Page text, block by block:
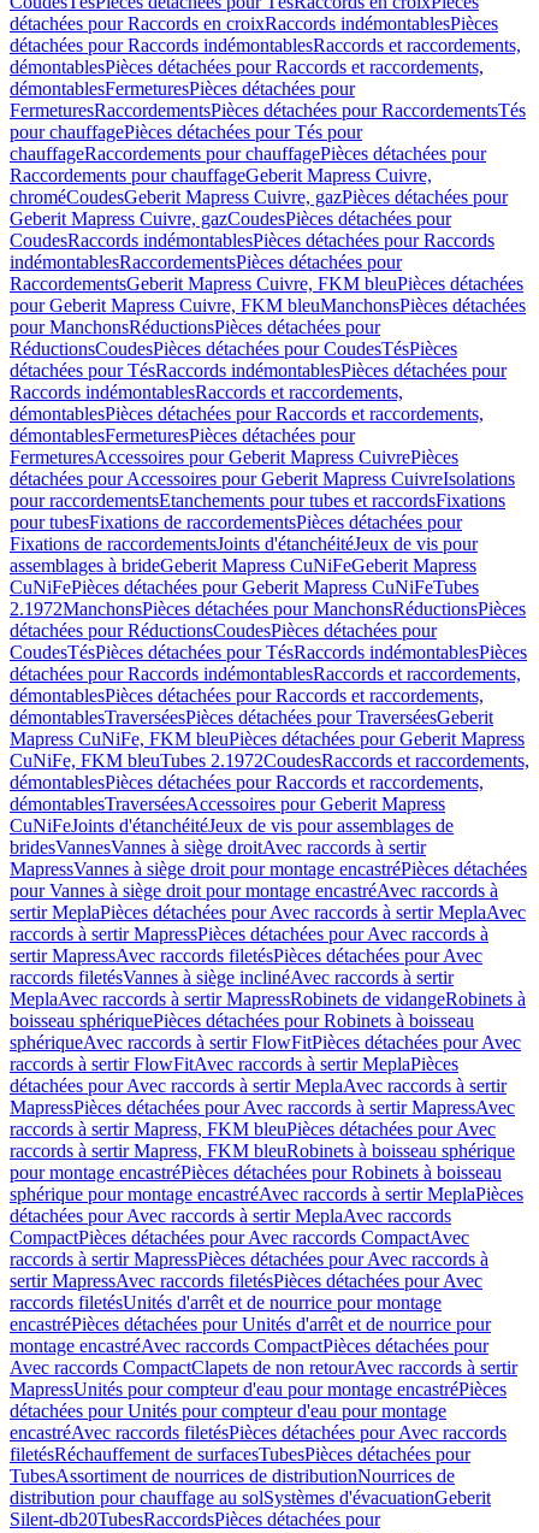
détachées pour Raccords en croixRaccords indémontablesPièces
détachées pour Raccords indémontablesRaccords et raccordements,
démontablesPièces détachées pour Raccords et raccordements,
démontablesFermeturesPièces détachées pour
FermeturesRaccordementsPièces détachées pour RaccordementsTés
pour chauffagePièces détachées pour Tés pour
chauffageRaccordements pour chauffagePièces détachées pour
Raccordements pour chauffageGeberit Mapress Cuivre,
chroméCoudesGeberit Mapress Cuivre, gazPièces détachées pour
Geberit Mapress Cuivre, gazCoudesPièces détachées pour
CoudesRaccords indémontablesPièces détachées pour Raccords
indémontablesRaccordementsPièces détachées pour
RaccordementsGeberit Mapress Cuivre, FKM bleuPièces détachées
pour Geberit Mapress Cuivre, FKM bleuManchonsPièces détachées
pour ManchonsRéductionsPièces détachées pour
RéductionsCoudesPièces détachées pour CoudesTésPièces
détachées pour TésRaccords indémontablesPièces détachées pour
Raccords indémontablesRaccords et raccordements,
démontablesPièces détachées pour Raccords et raccordements,
démontablesFermeturesPièces détachées pour
FermeturesAccessoires pour Geberit Mapress CuivrePièces
détachées pour Accessoires pour Geberit Mapress CuivreIsolations
pour raccordementsEtanchements pour tubes et raccordsFixations
pour tubesFixations de raccordementsPièces détachées pour
Fixations de raccordementsJoints d'étanchéitéJeux de vis pour
assemblages à brideGeberit Mapress CuNiFeGeberit Mapress
CuNiFePièces détachées pour Geberit Mapress CuNiFeTubes
2.1972ManchonsPièces détachées pour ManchonsRéductionsPièces
détachées pour RéductionsCoudesPièces détachées pour
CoudesTésPièces détachées pour TésRaccords indémontablesPièces
détachées pour Raccords indémontablesRaccords et raccordements,
démontablesPièces détachées pour Raccords et raccordements,
démontablesTraverséesPièces détachées pour TraverséesGeberit
Mapress CuNiFe, FKM bleuPièces détachées pour Geberit Mapress
CuNiFe, FKM bleuTubes 2.1972CoudesRaccords et raccordements,
démontablesPièces détachées pour Raccords et raccordements,
démontablesTraverséesAccessoires pour Geberit Mapress
CuNiFeJoints d'étanchéitéJeux de vis pour assemblages de
bridesVannesVannes à siège droitAvec raccords à sertir
MapressVannes à siège droit pour montage encastréPièces détachées
pour Vannes à siège droit pour montage encastréAvec raccords à
sertir MeplaPièces détachées pour Avec raccords à sertir MeplaAvec
raccords à sertir MapressPièces détachées pour Avec raccords à
sertir MapressAvec raccords filetésPièces détachées pour Avec
raccords filetésVannes à siège inclinéAvec raccords à sertir
MeplaAvec raccords à sertir MapressRobinets de vidangeRobinets à
boisseau sphériquePièces détachées pour Robinets à boisseau
sphériqueAvec raccords à sertir FlowFitPièces détachées pour Avec
raccords à sertir FlowFitAvec raccords à sertir MeplaPièces
détachées pour Avec raccords à sertir MeplaAvec raccords à sertir
MapressPièces détachées pour Avec raccords à sertir MapressAvec
raccords à sertir Mapress, FKM bleuPièces détachées pour Avec
raccords à sertir Mapress, FKM bleuRobinets à boisseau sphérique
pour montage encastréPièces détachées pour Robinets à boisseau
sphérique pour montage encastréAvec raccords à sertir MeplaPièces
détachées pour Avec raccords à sertir MeplaAvec raccords
CompactPièces détachées pour Avec raccords CompactAvec
raccords à sertir MapressPièces détachées pour Avec raccords à
sertir MapressAvec raccords filetésPièces détachées pour Avec
raccords filetésUnités d'arrêt et de nourrice pour montage
encastréPièces détachées pour Unités d'arrêt et de nourrice pour
montage encastréAvec raccords CompactPièces détachées pour
Avec raccords CompactClapets de non retourAvec raccords à sertir
MapressUnités pour compteur d'eau pour montage encastréPièces
détachées pour Unités pour compteur d'eau pour montage
encastréAvec raccords filetésPièces détachées pour Avec raccords
filetésRéchauffement de surfacesTubesPièces détachées pour
TubesAssortiment de nourrices de distributionNourrices de
distribution pour chauffage au solSystèmes d'évacuationGeberit
Silent-db20TubesRaccordsPièces détachées pour